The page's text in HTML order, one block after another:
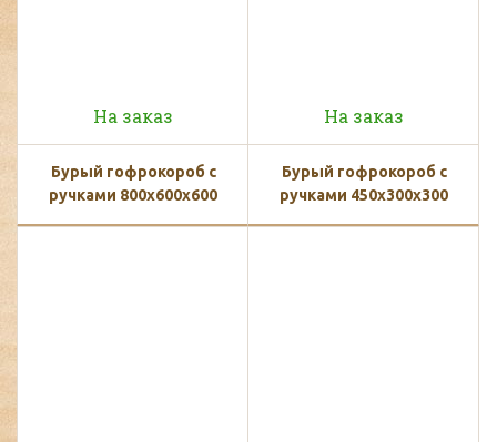
На заказ
Бурый гофрокороб с
ручками 800х600х600
На заказ
Бурый гофрокороб с
ручками 450х300х300